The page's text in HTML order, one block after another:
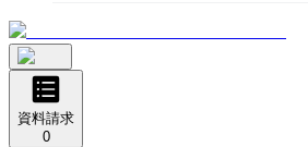
資料請求
0